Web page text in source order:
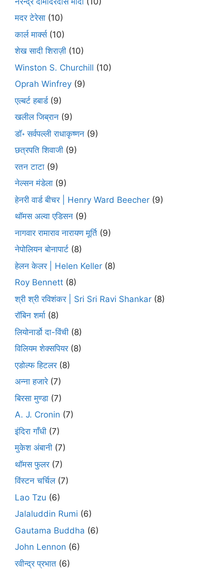
मदर टेरेसा (10)
कार्ल मार्क्स(10)
शेख सादी शिराज़ी (10)
Winston S. Churchill (10)
Oprah Winfrey (9)
एल्बर्ट हबार्ड(9)
खलील जिब्रान (9)
डॉ॰ सर्वपल्ली राधाकृष्णन (9)
छत्रपति शिवाजी (9)
रतन टाटा (9)
नेल्सन मंडेला (9)
हेनरी वार्ड बीचर | Henry Ward Beecher (9)
थॉमस अल्वा एडिसन (9)
नागवार रामाराव नारायण मूर्ति (9)
नेपोलियन बोनापार्ट (8)
हेलन केलर | Helen Keller (8)
Roy Bennett (8)
श्री श्री रविशंकर | Sri Sri Ravi Shankar (8)
रॉबिन शर्मा (8)
लियोनार्डो दा-विंची (8)
विलियम शेक्सपियर(8)
एडोल्फ हिटलर(8)
अन्ना हजारे(7)
बिरसा मुण्डा (7)
A. J. Cronin (7)
इंदिरा गाँधी (7)
मुकेश अंबानी (7)
थॉमस फुलर(7)
विंस्टन चर्चिल(7)
Lao Tzu (6)
Jalaluddin Rumi (6)
Gautama Buddha (6)
John Lennon (6)
रवीन्द्र प्रभात (6)